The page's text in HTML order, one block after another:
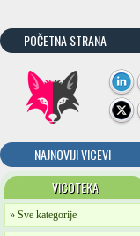
POČETNA STRANA
NAJNOVIJI VICEVI
VICOTEKA
» Sve kategorije